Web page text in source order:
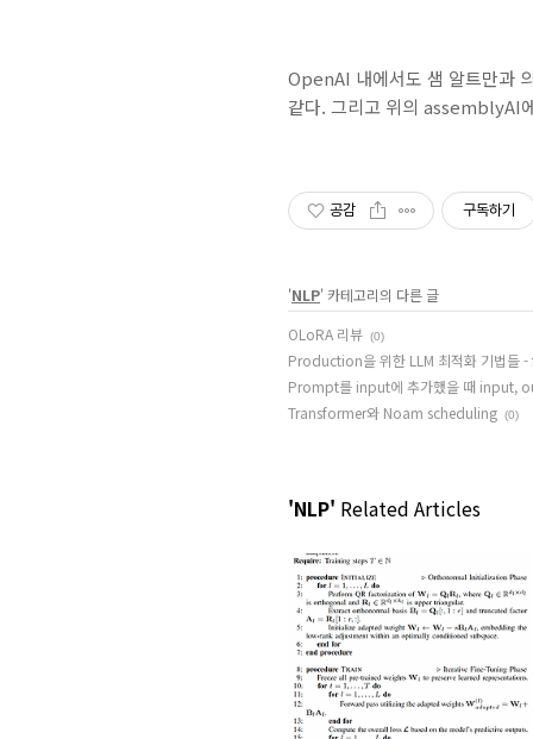
OpenAI 내에서도 샘 알트만과
같다. 그리고 위의 assemblyAI
공감 구독하기
'NLP' 카테고리의 다른 글
OLoRA 리뷰 (0)
Production을 위한 LLM 최적화 기법들
Prompt를 input에 추가했을 때 input,
Transformer와 Noam scheduling (0)
'NLP' Related Articles